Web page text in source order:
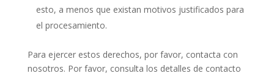
esto, a menos que existan motivos justificados para
el procesamiento.
Para ejercer estos derechos, por favor, contacta con
nosotros. Por favor, consulta los detalles de contacto